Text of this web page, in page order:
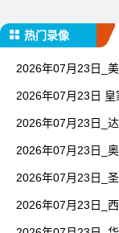
热门录像
2026年07月23日_
2026年07月23日 皇
2026年07月23日_
2026年07月23日_
2026年07月23日_
2026年07月23日_